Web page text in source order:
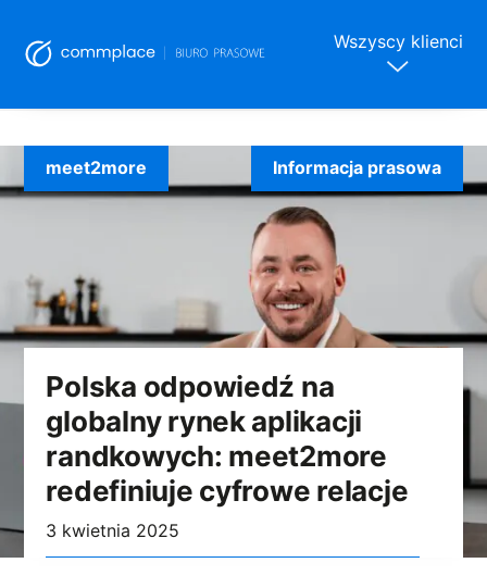
to
content
Wszyscy klienci
Polska odpowiedź na
globalny rynek aplikacji
randkowych: meet2more
redefiniuje cyfrowe relacje
3 kwietnia 2025
meet2more Informacja prasowa